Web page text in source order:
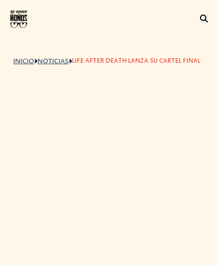
INICIO NOTICIAS LIFE AFTER DEATH LANZA SU CARTEL FINAL